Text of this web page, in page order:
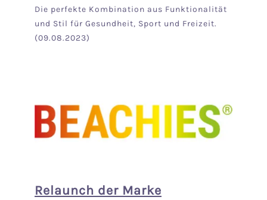
Die perfekte Kombination aus Funktionalität
und Stil für Gesundheit, Sport und Freizeit.
(09.08.2023)
Relaunch der Marke